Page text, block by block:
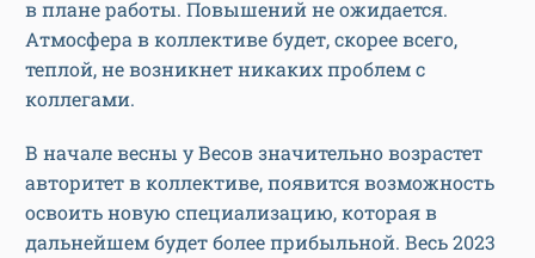
в плане работы. Повышений не ожидается.
Атмосфера в коллективе будет, скорее всего,
теплой, не возникнет никаких проблем с
коллегами.
В начале весны у Весов значительно возрастет
авторитет в коллективе, появится возможность
освоить новую специализацию, которая в
дальнейшем будет более прибыльной. Весь 2023